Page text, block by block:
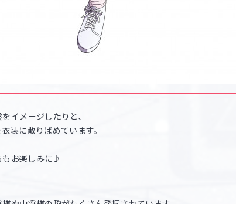
イメージしたりと、
装に散りばめています。
もお楽しみに♪